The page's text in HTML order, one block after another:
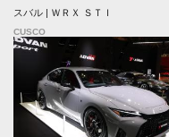
スバル | ＷＲＸ ＳＴＩ
CUSCO